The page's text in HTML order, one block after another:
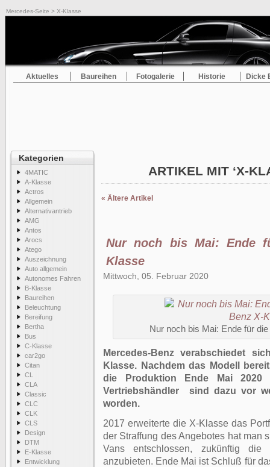
Mercedes-Seite > X-Klasse
Aktuelles Baureihen Fotogalerie Historie Dicke
Kategorien
4MATIC
A-Klasse
Actros
Allgemein
Alternativantrieb
AMG
Antos
Arocs
Atego
Auszeichnung
Auto allgemein
Autonomes Fahren
B-Klasse
Baureihen
Beleuchtung
Bereifung
Bertha
Bus
C-Klasse
car2go
Citan
CL
CLA
Classic
CLC
CLK
CLS
Design
DTM
E-Klasse
Entwicklung
ARTIKEL MIT ‘X-
« Ältere Artikel
Nur noch bis Mai: Ende
Klasse
Mittwoch, 05. Februar 2020
Nur noch bis Mai: Ende für
Mercedes-Benz verabschiedet
Klasse. Nachdem das Modell
die Produktion Ende Mai 2020
Vertriebshändler sind dazu vor
worden.
2017 erweiterte die X-Klasse das
der Straffung des Angebotes hat man
Vans entschlossen, zukünftig
anzubieten. Ende Mai ist Schluß für